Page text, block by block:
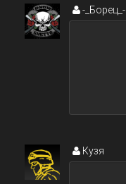
-_Борец_-
Кузя